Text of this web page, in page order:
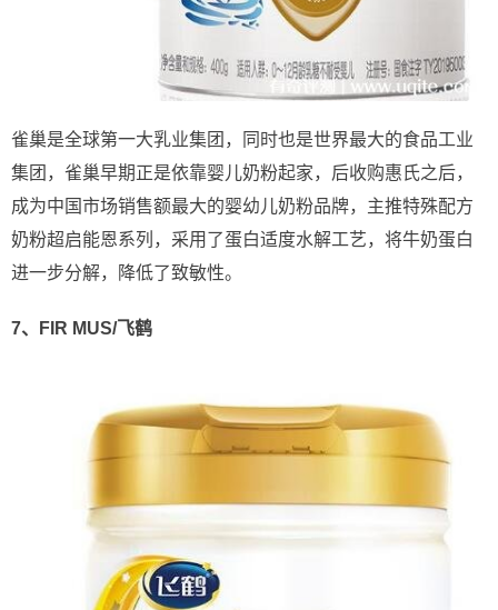
雀巢是全球第一大乳业集团，同时也是世界最大的食品工业
集团，雀巢早期正是依靠婴儿奶粉起家，后收购惠氏之后，
成为中国市场销售额最大的婴幼儿奶粉品牌，主推特殊配方
奶粉超启能恩系列，采用了蛋白适度水解工艺，将牛奶蛋白
进一步分解，降低了致敏性。
7、FIR MUS/飞鹤